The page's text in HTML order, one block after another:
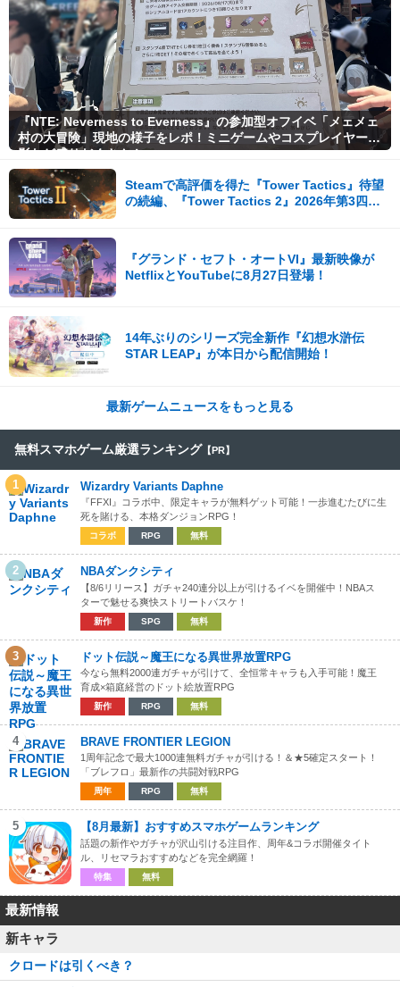
『NTE: Neverness to Everness』の参加型オフイベ「メェメェ
村の大冒険」現地の様子をレポ！ミニゲームやコスプレイヤー撮
影など盛りだくさん！
Steamで高評価を得た『Tower Tactics』待望
の続編、『Tower Tactics 2』2026年第3四半
『グランド・セフト・オートVI』最新映像が
NetflixとYouTubeに8月27日登場！
14年ぶりのシリーズ完全新作『幻想水滸伝
STAR LEAP』が本日から配信開始！
最新ゲームニュースをもっと見る
無料スマホゲーム厳選ランキング 【PR】
1 Wizardry Variants Daphne
『FFXI』コラボ中、限定キャラが無料ゲット可能！一歩進むたびに生
死を賭ける、本格ダンジョンRPG！
コラボ RPG 無料
2 NBAダンクシティ
【8/6リリース】ガチャ240連分以上が引けるイベを開催中！NBAス
ターで魅せる爽快ストリートバスケ！
新作 SPG 無料
3 ドット伝説～魔王になる異世界放置RPG
今なら無料2000連ガチャが引けて、全恒常キャラも入手可能！魔王
育成×箱庭経営のドット絵放置RPG
新作 RPG 無料
4 BRAVE FRONTIER LEGION
1周年記念で最大1000連無料ガチャが引ける！＆★5確定スタート！
「ブレフロ」最新作の共闘対戦RPG
周年 RPG 無料
5 【8月最新】おすすめスマホゲームランキング
話題の新作やガチャが沢山引ける注目作、周年&コラボ開催タイト
ル、リセマラおすすめなどを完全網羅！
特集 無料
最新情報
新キャラ
クロードは引くべき？